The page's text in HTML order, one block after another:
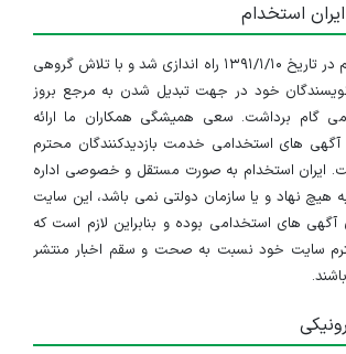
استخدام
سایت ایران استخدام در تاریخ ۱۳۹۱/۱/۱۰ راه اندازی شد و با تلاش گروهی
نویسندگان خود در جهت تبدیل شدن به مرجع بروز
گام برداشت. سعی همیشگی همکاران ما ارائه
های استخدامی خدمت بازدیدکنندگان محترم
ایران استخدام به صورت مستقل و خصوصی اداره
هیچ نهاد و یا سازمان دولتی نمی باشد، این سایت
آگهی های استخدامی بوده و بنابراین لازم است که
سایت خود نسبت به صحت و سقم اخبار منتشر